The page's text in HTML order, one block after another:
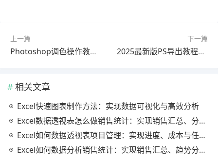
上一篇
Photoshop调色操作教程最新更新版新手必看
下一篇
2025最新版PS导出教程教程｜完整解析
相关文章
Excel快速图表制作方法：实现数据可视化与高效分析
Excel数据透视表怎么做销售统计：实现销售汇总、分析与动态监控
Excel如何数据透视表项目管理：实现进度、成本与任务的高效分析
Excel如何数据分析销售统计：实现销售汇总、趋势分析与业绩优化